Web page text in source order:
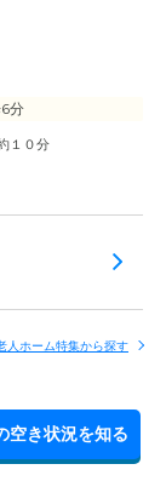
分
１０分
人ホーム特集から探す
空き状況を知る